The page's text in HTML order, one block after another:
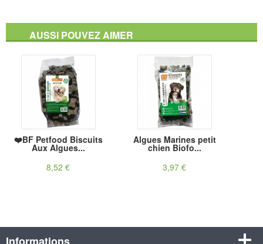
AUSSI POUVEZ AIMER
❤️BF Petfood Biscuits
Aux Algues...
8,52 €
Algues Marines petit
chien Biofo...
3,97 €
Informations